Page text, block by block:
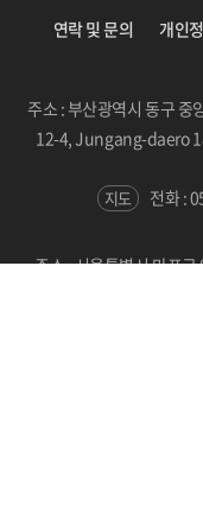
연락 및 문의 개인
주소 : 부산광역시 동구
12-4, Jungang-daero
지도 전화 :
주소 : 서울특별시 마포